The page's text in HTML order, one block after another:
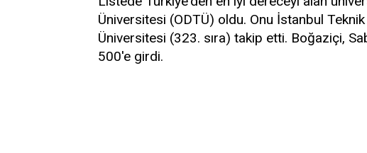
Üniversitesi (ODTÜ) oldu. Onu İstanbul
Üniversitesi (323. sıra) takip etti. Boğaziçi,
500'e girdi.